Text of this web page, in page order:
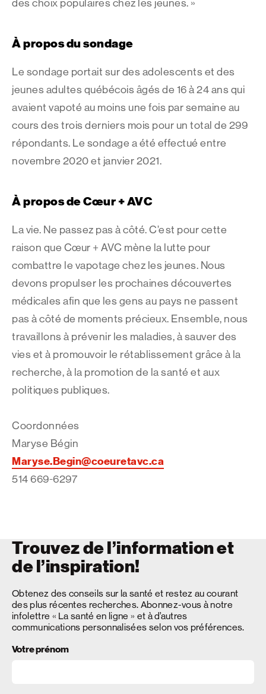
des choix populaires chez les jeunes. »
À propos du sondage
Le sondage portait sur des adolescents et des
jeunes adultes québécois âgés de 16 à 24 ans qui
avaient vapoté au moins une fois par semaine au
cours des trois derniers mois pour un total de 299
répondants. Le sondage a été effectué entre
novembre 2020 et janvier 2021.
À propos de Cœur + AVC
La vie. Ne passez pas à côté. C’est pour cette
raison que Cœur + AVC mène la lutte pour
combattre le vapotage chez les jeunes. Nous
devons propulser les prochaines découvertes
médicales afin que les gens au pays ne passent
pas à côté de moments précieux. Ensemble, nous
travaillons à prévenir les maladies, à sauver des
vies et à promouvoir le rétablissement grâce à la
recherche, à la promotion de la santé et aux
politiques publiques.
Coordonnées
Maryse Bégin
Maryse.Begin@coeuretavc.ca
514 669-6297
Trouvez de l’information et
de l’inspiration!
Obtenez des conseils sur la santé et restez au courant
des plus récentes recherches. Abonnez-vous à notre
infolettre « La santé en ligne » et à d’autres
communications personnalisées selon vos préférences.
Votre prénom